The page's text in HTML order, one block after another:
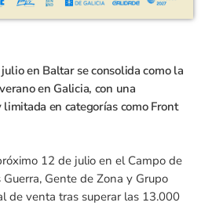
en Baltar se consolida como la
en Galicia, con una
en categorías como Front
12 de julio en el Campo de
Gente de Zona y Grupo
de venta tras superar las 13.000